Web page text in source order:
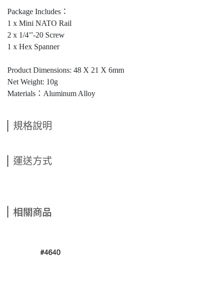
Package Includes：
1 x Mini NATO Rail
2 x 1/4’’-20 Screw
1 x Hex Spanner
Product Dimensions: 48 X 21 X 6mm
Net Weight: 10g
Materials：Aluminum Alloy
規格說明
運送方式
相關商品